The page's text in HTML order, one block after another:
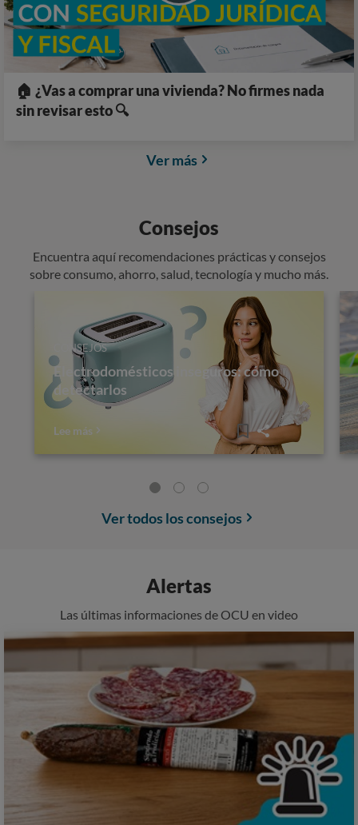
🏠 ¿Vas a comprar una vivienda? No firmes nada
sin revisar esto 🔍
Ver más
Consejos
Encuentra aquí recomendaciones prácticas y consejos
sobre consumo, ahorro, salud, tecnología y mucho más.
CONSEJOS
Electrodomésticos inseguros: cómo
detectarlos
Lee más
Ver todos los consejos
Alertas
Las últimas informaciones de OCU en video